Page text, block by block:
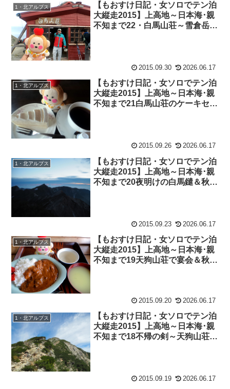
1・北アルプス
【もおすけ日記・女ソロでテン泊
大縦走2015】上高地～日本海･親
不知まで22・白馬山荘～雪倉岳＆
2015.09.30 2026.06.17
1・北アルプス
【もおすけ日記・女ソロでテン泊
大縦走2015】上高地～日本海･親
不知まで21白馬山荘のケーキセッ
2015.09.26 2026.06.17
1・北アルプス
【もおすけ日記・女ソロでテン泊
大縦走2015】上高地～日本海･親
不知まで20夜明けの白馬鑓＆秋の
2015.09.23 2026.06.17
1・北アルプス
【もおすけ日記・女ソロでテン泊
大縦走2015】上高地～日本海･親
不知まで19天狗山荘で宴会＆秋に
2015.09.20 2026.06.17
1・北アルプス
【もおすけ日記・女ソロでテン泊
大縦走2015】上高地～日本海･親
不知まで18不帰の剣～天狗山荘＆
2015.09.19 2026.06.17